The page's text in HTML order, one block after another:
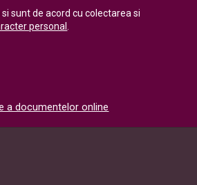
sunt de acord cu colectarea si
personal
a documentelor online